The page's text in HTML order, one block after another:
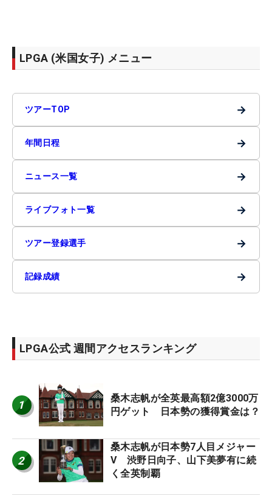
LPGA (米国女子) メニュー
ツアーTOP →
年間日程 →
ニュース一覧 →
ライブフォト一覧 →
ツアー登録選手 →
記録成績 →
LPGA公式 週間アクセスランキング
1
桑木志帆が全英最高額2億3000万
円ゲット 日本勢の獲得賞金は？
2
桑木志帆が日本勢7人目メジャー
V 渋野日向子、山下美夢有に続
く全英制覇